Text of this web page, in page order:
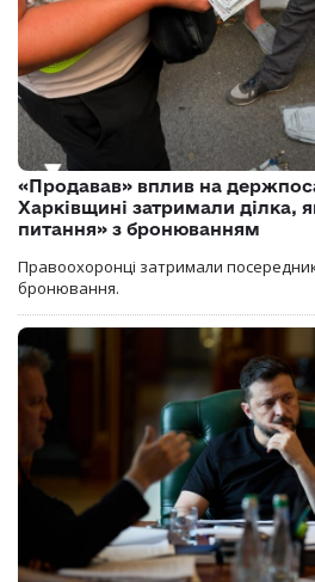
«Продавав» вплив на
Харківщині затримали ділка,
питання» з бронюванням
Правоохоронці затримали
бронювання.